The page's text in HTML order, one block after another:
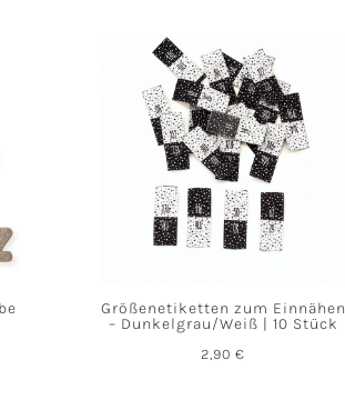
Größenetiketten zum Einnähen
– Dunkelgrau/Weiß | 10 Stück
2,90€